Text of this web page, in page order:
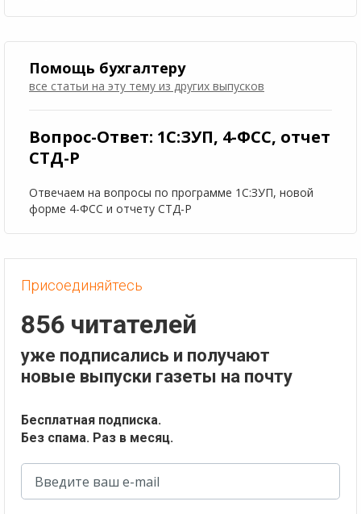
Помощь бухгалтеру
все статьи на эту тему из других выпусков
Вопрос-Ответ: 1С:ЗУП, 4-ФСС, отчет
СТД-Р
Отвечаем на вопросы по программе 1С:ЗУП, новой
форме 4-ФСС и отчету СТД-Р
Присоединяйтесь
856 читателей
уже подписались и получают
новые выпуски газеты на почту
Бесплатная подписка.
Без спама. Раз в месяц.